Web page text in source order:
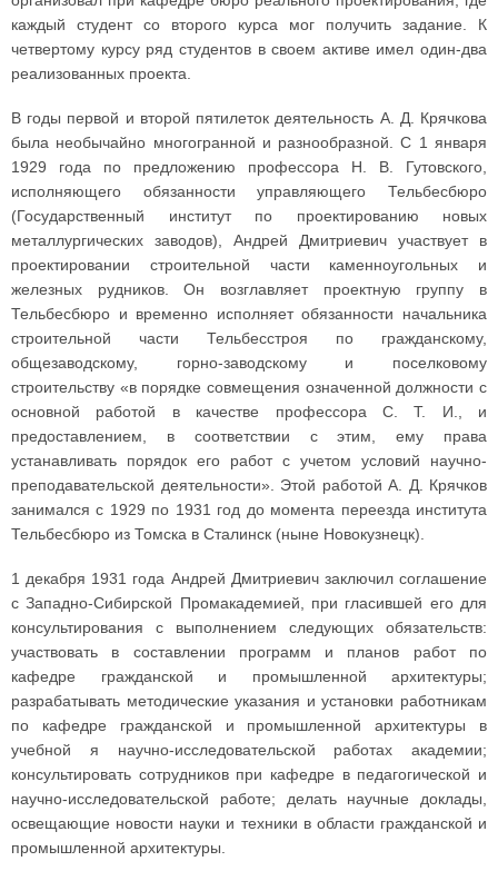
каждый студент со второго курса мог получить задание. К
четвертому курсу ряд студентов в своем активе имел один-два
реализованных проекта.
В годы первой и второй пятилеток деятельность А. Д. Крячкова
была необычайно многогранной и разнообразной. С 1 января
1929 года по предложению профессора Н. В. Гутовского,
исполняющего обязанности управляющего Тельбесбюро
(Государственный институт по проектированию новых
металлургических заводов), Андрей Дмитриевич участвует в
проектировании строительной части каменноугольных и
железных рудников. Он возглавляет проектную группу в
Тельбесбюро и временно исполняет обязанности начальника
строительной части Тельбесстроя по гражданскому,
общезаводскому, горно-заводскому и поселковому
строительству «в порядке совмещения означенной должности с
основной работой в качестве профессора С. Т. И., и
предоставлением, в соответствии с этим, ему права
устанавливать порядок его работ с учетом условий научно-
преподавательской деятельности». Этой работой А. Д. Крячков
занимался с 1929 по 1931 год до момента переезда института
Тельбесбюро из Томска в Сталинск (ныне Новокузнецк).
1 декабря 1931 года Андрей Дмитриевич заключил соглашение
с Западно-Сибирской Промакадемией, при гласившей его для
консультирования с выполнением следующих обязательств:
участвовать в составлении программ и планов работ по
кафедре гражданской и промышленной архитектуры;
разрабатывать методические указания и установки работникам
по кафедре гражданской и промышленной архитектуры в
учебной я научно-исследовательской работах академии;
консультировать сотрудников при кафедре в педагогической и
научно-исследовательской работе; делать научные доклады,
освещающие новости науки и техники в области гражданской и
промышленной архитектуры.